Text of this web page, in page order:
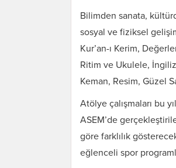
Bilimden sanata,
sosyal ve fiziksel
Kur’an-ı Kerim,
Ritim ve Ukulele,
Keman, Resim, Güzel
Atölye çalışmaları bu
ASEM’de
göre farklılık
eğlenceli spor